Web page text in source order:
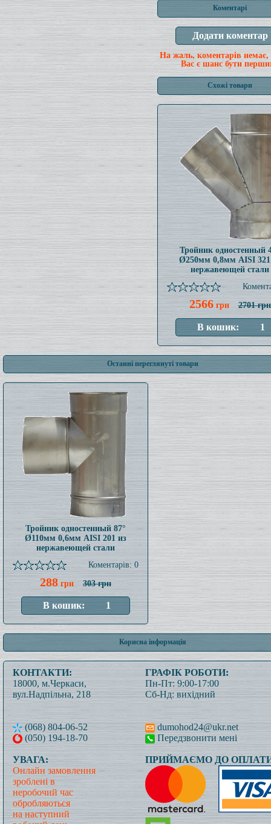
Коментарі
На жаль, коментарів немає,
Вас є шанс бути
Схожі товари
Тройник одностенный
Ø250мм 0,8мм AISI 321
нержавеющей стали
2566грн 2701 грн
Останні переглянуті товари
Тройник одностенный 87°
Ø110мм 0,6мм AISI 201 из
нержавеющей стали
Коментарів: 0
288грн 303 грн
Корисна інформація
КОНТАКТИ:
18000, м.Черкаси,
вул.Надпільна, 218
(068) 804-06-52
(050) 194-18-70
ГРАФІК РОБОТИ:
Пн-Пт: 9:00-17:00
Сб-Нд: вихідний
dumohod24@ukr.net
Передзвонити мені
УВАГА:
Онлайн замовлення
зроблені в
неробочий час
обробляються
на наступний
ПРИЙМАЄМО ДО